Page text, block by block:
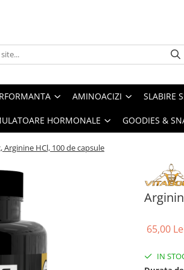
AMINOACIZI SLABIRE
HORMONALE GOODIES &
Arginine HCl, 100 de capsule
65,00
IN